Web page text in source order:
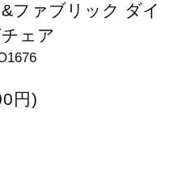
ファブリック ダイ
ェア
円)